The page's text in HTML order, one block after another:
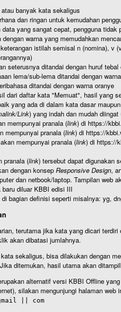
banyak kata sekaligus
dan ringan untuk kemudahan
data yang sangat cepat, pengguna tidak
warna yang memudahkan
istilah semisal n (nomina), v
seterusnya ditandai dengan huruf tebal
lema/sub-lema ditandai dengan
ditandai dengan warna oranye
dari daftar kata "Memuat", hasil yang
yang ada di dalam kata dasar
Link) yang indah dan mudah
mempunyai pranala (link) di https://
mempunyai pranala (link) di https://
mempunyai pranala (link) di https://
pranala (link) tersebut dapat digunakan
dengan konsep Responsive Design,
dan netbook/laptop. Tampilan web
baru diluar KBBI edisi III
bagian definisi seperti misalnya: yg,
terutama jika kata yang dicari
akan dibatasi jumlahnya.
sekaligus, bisa dilakukan dengan
ditemukan, hasil utama akan
alternatif versi KBBI Offline
silakan mengunjungi halaman web
|| com